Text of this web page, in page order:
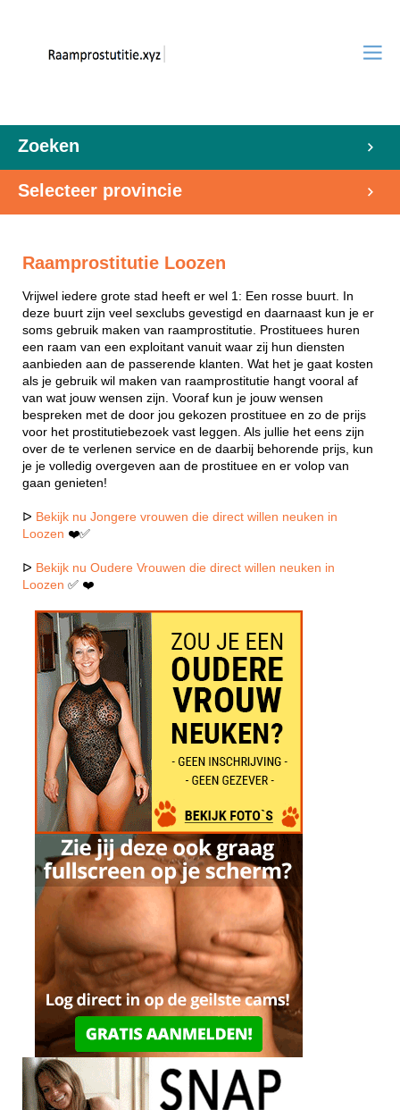
Zoeken
Selecteer provincie
Raamprostitutie Loozen
Vrijwel iedere grote stad heeft er wel 1: Een rosse buurt. In
deze buurt zijn veel sexclubs gevestigd en daarnaast kun je er
soms gebruik maken van raamprostitutie. Prostituees huren
een raam van een exploitant vanuit waar zij hun diensten
aanbieden aan de passerende klanten. Wat het je gaat kosten
als je gebruik wil maken van raamprostitutie hangt vooral af
van wat jouw wensen zijn. Vooraf kun je jouw wensen
bespreken met de door jou gekozen prostituee en zo de prijs
voor het prostitutiebezoek vast leggen. Als jullie het eens zijn
over de te verlenen service en de daarbij behorende prijs, kun
je je volledig overgeven aan de prostituee en er volop van
gaan genieten!
ᐅ Bekijk nu Jongere vrouwen die direct willen neuken in
Loozen ❤️✅
ᐅ Bekijk nu Oudere Vrouwen die direct willen neuken in
Loozen ✅ ❤️